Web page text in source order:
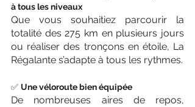
à tous les niveaux
Que vous souhaitiez parcourir la
totalité des 275 km en plusieurs jours
ou réaliser des tronçons en étoile, La
Régalante s’adapte à tous les rythmes.
✅ Une véloroute bien équipée
De nombreuses aires de repos,